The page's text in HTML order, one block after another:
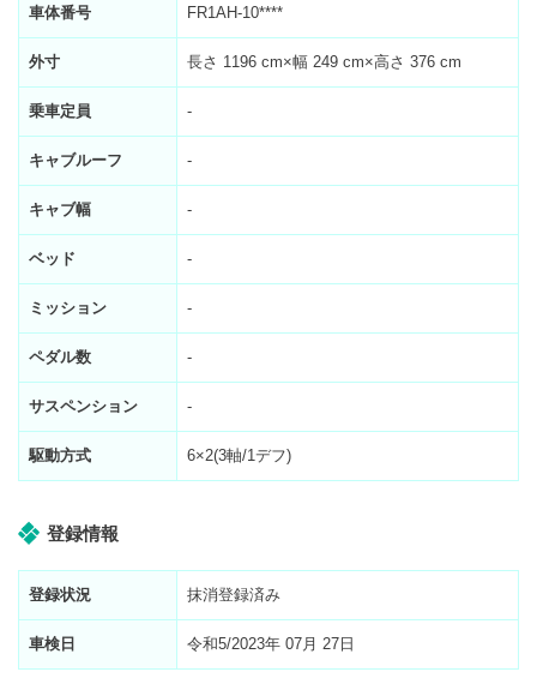
車体番号 FR1AH-10****
外寸 長さ 1196 cm×幅 249 cm×高さ 376 cm
乗車定員 -
キャブルーフ -
キャブ幅 -
ベッド -
ミッション -
ペダル数 -
サスペンション -
駆動方式 6×2(3軸/1デフ)
登録情報
登録状況 抹消登録済み
車検日 令和5/2023年 07月 27日